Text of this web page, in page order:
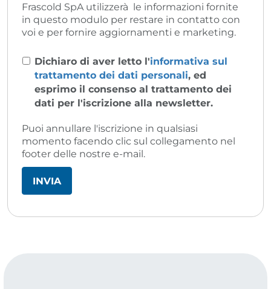
Frascold SpA utilizzerà le informazioni fornite
in questo modulo per restare in contatto con
voi e per fornire aggiornamenti e marketing.
Dichiaro di aver letto l'informativa sul
trattamento dei dati personali, ed
esprimo il consenso al trattamento dei
dati per l'iscrizione alla newsletter.
Puoi annullare l'iscrizione in qualsiasi
momento facendo clic sul collegamento nel
footer delle nostre e-mail.